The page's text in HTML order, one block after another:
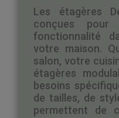
Les étagères
conçues
fonctionnalité
votre maison.
salon, votre
étagères
besoins
de tailles, de
permettent de